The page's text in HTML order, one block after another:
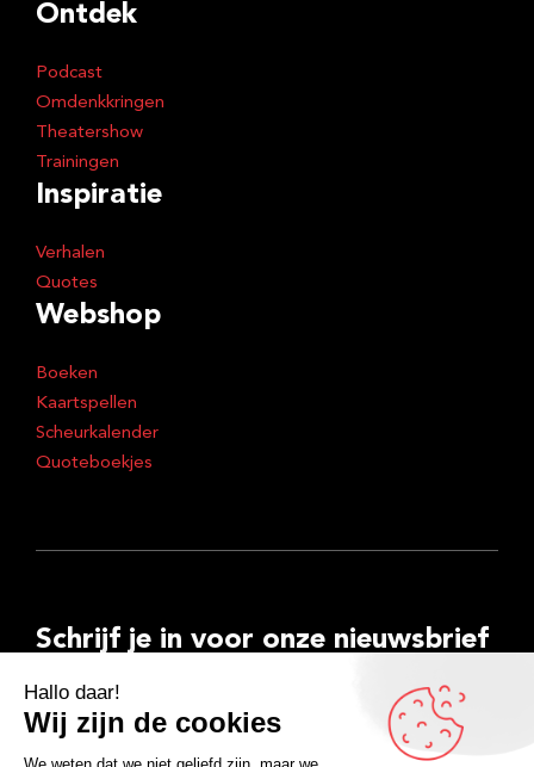
Ontdek
Podcast
Omdenkkringen
Theatershow
Trainingen
Inspiratie
Verhalen
Quotes
Webshop
Boeken
Kaartspellen
Scheurkalender
Quoteboekjes
Schrijf je in voor onze nieuwsbrief
E-
mailadres